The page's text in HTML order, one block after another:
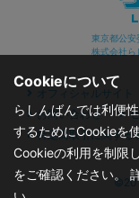
東京都公
株式会社ら
オフィシャルサイト
お問い合わせ
特定商取引に関する
Cookieについて
らしんばんでは利便
するためにCookieを
Cookieの利用を制限
をご確認ください。